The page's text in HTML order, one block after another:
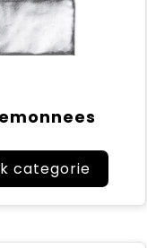
categorie